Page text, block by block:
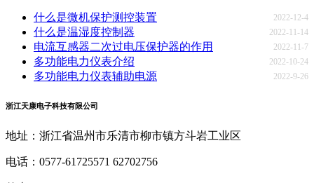
什么是微机保护测控装置 2022-12-4
什么是温湿度控制器 2022-11-14
电流互感器二次过电压保护器的作用 2022-11-7
多功能电力仪表介绍 2022-10-24
多功能电力仪表辅助电源 2022-9-26
浙江天康电子科技有限公司
地址：浙江省温州市乐清市柳市镇方斗岩工业区
电话：0577-61725571 62702756